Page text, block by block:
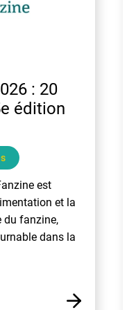
: 20
édition
est
et la
du fanzine,
dans la